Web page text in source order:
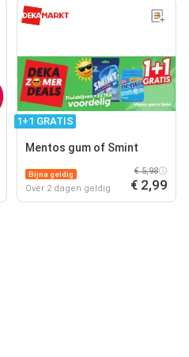
1+1 GRATIS
Mentos gum of Smint
Bijna geldig
Over 2 dagen geldig
€ 5,98
€ 2,99